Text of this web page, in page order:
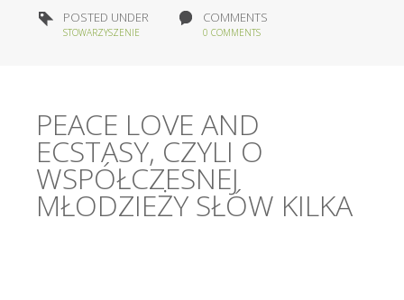
POSTED UNDER
STOWARZYSZENIE
COMMENTS
0 COMMENTS
PEACE LOVE AND
ECSTASY, CZYLI O
WSPÓŁCZESNEJ
MŁODZIEŻY SŁÓW KILKA